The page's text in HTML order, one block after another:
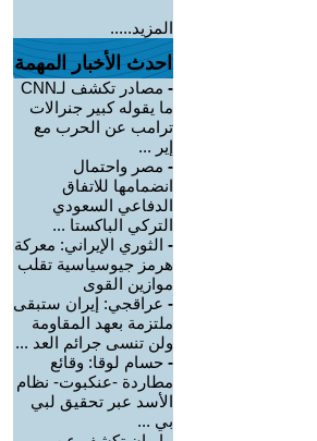
المزيد.....
احدث الأخبار المهمة
-
مصادر تكشف لـCNN
ما يقوله كبير جنرالات
ترامب عن الحرب مع
إير ...
- مصر واحتمال
انضمامها للاتفاق
الدفاعي السعودي
التركي الباكستا ...
- الثوري الإيراني: معركة
هرمز جيوسياسية تقلب
موازين القوى
- عراقجي: إيران ستبقى
ملتزمة بعهد المقاومة
ولن تنسى جرائم العد ...
- حسام لوقا: وقائع
مطاردة -عنكبوت- نظام
الأسد عبر تحقيق لبي
بي ...